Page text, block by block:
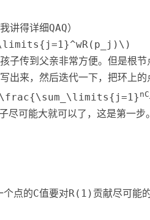
讲得详细QAQ）
子传到父亲非常方便。但是根
出来，然后迭代一下，把环上
可能大就可以了，这是第一步。
个点的C值要对R(1)贡献尽可能